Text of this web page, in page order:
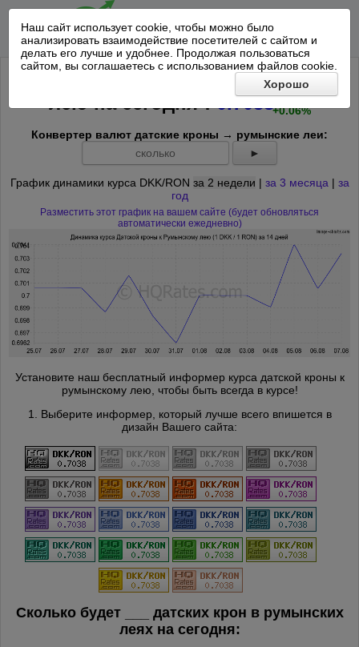
Наш сайт использует cookie, чтобы можно было
анализировать взаимодействие посетителей с сайтом и
делать его лучше и удобнее. Продолжая пользоваться
сайтом, вы соглашаетесь с использованием файлов cookie.
Хорошо
Курс Датской кроны к Румынскому
лею насегодня :0.7038+0.0004
+0.06%
Конвертер валют датские кроны → румынские леи:
►
График динамики курса DKK/RON за 2 недели | за 3 месяца | за
год
Разместить этот график на вашем сайте (будет обновляться
автоматически ежедневно)
Установите наш бесплатный информер курса датской кроны к
румынскому лею, чтобы быть всегда в курсе!
1. Выберите информер, который лучше всего впишется в
дизайн Вашего сайта:
Сколько будет
датских крон в румынских
леях на сегодня: